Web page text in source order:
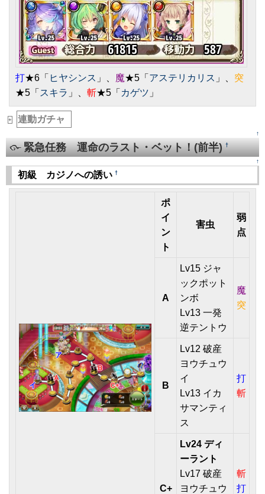
打★6「 ヒヤシンス 」、 魔★5「 アステリカリス 」、 突
★5「 スキラ 」、 斬★5「 カゲツ 」
+ 連動ガチャ
↑
緊急任務 運命のラスト・ベット！(前半)†
↑
初級 カジノへの誘い †
ポ
イ
ン
ト
害虫
弱
点
A
Lv15 ジャ
ックポット
ンボ
Lv13 一発
逆テントウ
魔
突
B
Lv12 破産
ヨウチュウ
イ
Lv13 イカ
サマンティ
ス
打
斬
C+
Lv24 ディ
ーラント
Lv17 破産
ヨウチュウ
斬
打